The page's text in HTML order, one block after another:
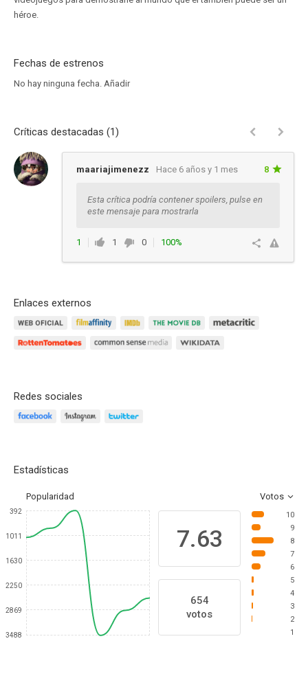
héroe.
Fechas de estrenos
No hay ninguna fecha. Añadir
Críticas destacadas (1)
maariajimenezz Hace 6 años y 1 mes 8
Esta crítica podría contener spoilers, pulse en
este mensaje para mostrarla
1 1 0
100%
Enlaces externos
Redes sociales
Estadísticas
Popularidad Votos
392
1011
1630
2250
2869
3488
7.63
654
votos
10
9
8
7
6
5
4
3
2
1